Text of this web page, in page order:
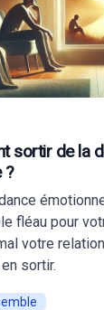
sortir de la
?
fléau pour
votre
sortir.